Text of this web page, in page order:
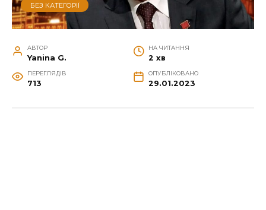
БЕЗ КАТЕГОРІЇ
АВТОР
Yanina G.
НА ЧИТАННЯ
2 хв
ПЕРЕГЛЯДІВ
713
ОПУБЛІКОВАНО
29.01.2023